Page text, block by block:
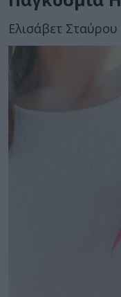
Ελισάβετ Σταύρου